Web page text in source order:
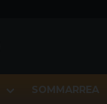
SOMMARREA